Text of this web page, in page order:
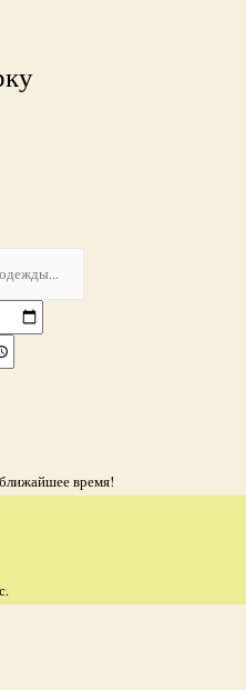
время!